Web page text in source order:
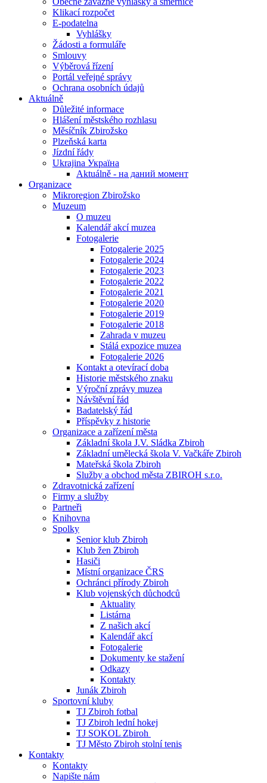
Klikací rozpočet
E-podatelna
Vyhlášky
Žádosti a formuláře
Smlouvy
Výběrová řízení
Portál veřejné správy
Ochrana osobních údajů
Aktuálně
Důležité informace
Hlášení městského rozhlasu
Měsíčník Zbirožsko
Plzeňská karta
Jízdní řády
Ukrajina Україна
Aktuálně - на даний момент
Organizace
Mikroregion Zbirožsko
Muzeum
O muzeu
Kalendář akcí muzea
Fotogalerie
Fotogalerie 2025
Fotogalerie 2024
Fotogalerie 2023
Fotogalerie 2022
Fotogalerie 2021
Fotogalerie 2020
Fotogalerie 2019
Fotogalerie 2018
Zahrada v muzeu
Stálá expozice muzea
Fotogalerie 2026
Kontakt a otevírací doba
Historie městského znaku
Výroční zprávy muzea
Návštěvní řád
Badatelský řád
Příspěvky z historie
Organizace a zařízení města
Základní škola J.V. Sládka Zbiroh
Základní umělecká škola V. Vačkáře Zbiroh
Mateřská škola Zbiroh
Služby a obchod města ZBIROH s.r.o.
Zdravotnická zařízení
Firmy a služby
Partneři
Knihovna
Spolky
Senior klub Zbiroh
Klub žen Zbiroh
Hasiči
Místní organizace ČRS
Ochránci přírody Zbiroh
Klub vojenských důchodců
Aktuality
Listárna
Z našich akcí
Kalendář akcí
Fotogalerie
Dokumenty ke stažení
Odkazy
Kontakty
Junák Zbiroh
Sportovní kluby
TJ Zbiroh fotbal
TJ Zbiroh lední hokej
TJ SOKOL Zbiroh
TJ Město Zbiroh stolní tenis
Kontakty
Kontakty
Napište nám